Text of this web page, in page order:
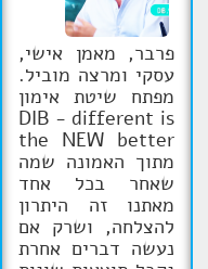
פרבר, מאמן אישי,
עסקי ומרצה מוביל.
מפתח שיטת אימון
DIB - different is
the NEW better
מתוך האמונה שמה
שאחר בכל אחד
מאתנו זה היתרון
להצלחה, ושרק אם
נעשה דברים אחרת